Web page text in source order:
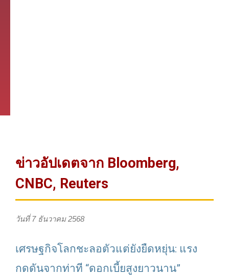
ข่าวอัปเดตจาก Bloomberg,
CNBC, Reuters
วันที่ 7 ธันวาคม 2568
เศรษฐกิจโลกชะลอตัวแต่ยังยืดหยุ่น: แรง
กดดันจากท่าที “ดอกเบี้ยสูงยาวนาน”